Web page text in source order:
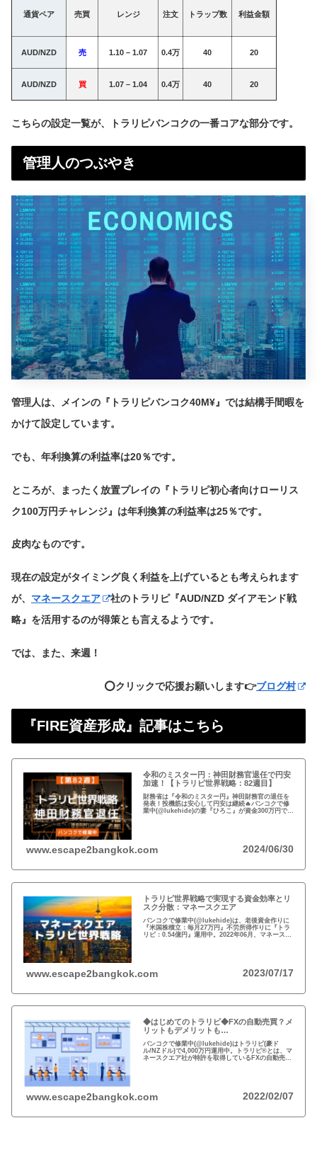
通貨ペア 売買 レンジ 注文 トラップ数 利益金額
AUD/NZD 売 1.10 – 1.07 0.4万 40 20
AUD/NZD 買 1.07 – 1.04 0.4万 40 20
こちらの設定一覧が、トラリピバンコクの一番コアな部分です。
管理人のつぶやき
管理人は、メインの『トラリピバンコク40M¥』では結構手間暇を
かけて設定しています。
でも、年利換算の利益率は20％です。
ところが、まったく放置プレイの『トラリピ初心者向けローリス
ク100万円チャレンジ』は年利換算の利益率は25％です。
皮肉なものです。
現在の設定がタイミング良く利益を上げているとも考えられます
が、 マネースクエア
社のトラリピ『AUD/NZD ダイアモンド戦
略』を活用するのが得策とも言えるようです。
では、また、来週！
⭕️クリックで応援お願いします👉ブログ村
『FIRE資産形成』記事はこちら
令和のミスター円：神田財務官退任で円安
加速！【トラリピ世界戦略：82週目】
財務省は『令和のミスター円』神田財務官の退任を
発表！投機筋は安心して円安は継続🔥バンコクで修
業中(@lukehide)の妻『ひろこ』が資金300万円で
www.escape2bangkok.com 2024/06/30
トラリピ世界戦略で実現する資金効率とリ
スク分散：マネースクエア
バンコクで修業中(@lukehide)は、老後資金作りに
『米国株積立：毎月27万円』不労所得作りに『トラ
リピ：0.54億円』運用中。2022年06月、マネースク
www.escape2bangkok.com 2023/07/17
◆はじめてのトラリピ◆FXの自動売買？メ
リットもデメリットも…
バンコクで修業中(@lukehide)はトラリピ(豪ド
ル/NZドル)で4,000万円運用中。トラリピ®とは、マ
ネースクエア社が特許を取得しているFXの自動売買
www.escape2bangkok.com 2022/02/07